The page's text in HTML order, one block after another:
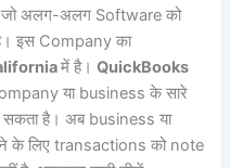
अलग-अलग Software को
इस Company का
में है।QuickBooks
या business के सारे
सकता है। अब business या
के लिए transactions को note